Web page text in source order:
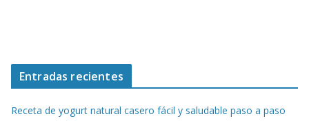
Entradas recientes
Receta de yogurt natural casero fácil y saludable paso a paso